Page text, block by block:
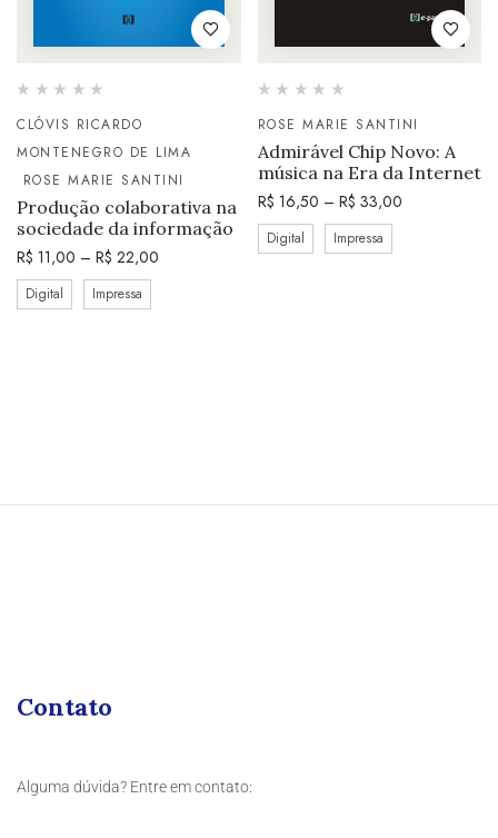
CLÓVIS RICARDO
MONTENEGRO DE LIMA
ROSE MARIE SANTINI
Produção colaborativa na
sociedade da informação
R$ 11,00 – R$ 22,00
Digital Impressa
ROSE MARIE SANTINI
Admirável Chip Novo: A
música na Era da Internet
R$ 16,50 – R$ 33,00
Digital Impressa
Contato
Alguma dúvida? Entre em contato: